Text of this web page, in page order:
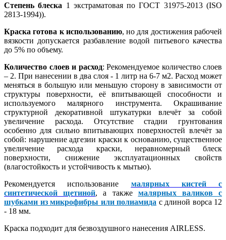
Степень блеска 1 экстраматовая по ГОСТ 31975-2013 (ISO
2813-1994)).
Краска готова к использованию, но для достижения рабочей
вязкости допускается разбавление водой питьевого качества
до 5% по объему.
Количество слоев и расход: Рекомендуемое количество слоев
– 2. При нанесении в два слоя - 1 литр на 6-7 м2. Расход может
меняться в большую или меньшую сторону в зависимости от
структуры поверхности, её впитывающей способности и
используемого малярного инструмента. Окрашивание
структурной декоративной штукатурки влечёт за собой
увеличение расхода. Отсутствие стадии грунтования
особенно для сильно впитывающих поверхностей влечёт за
собой: нарушение адгезии краски к основанию, существенное
увеличение расхода краски, неравномерный блеск
поверхности, снижение эксплуатационных свойств
(влагостойкость и устойчивость к мытью).
Рекомендуется использование малярных кистей с
синтетической щетиной, а также малярных валиков с
шубками из микрофибры или полиамида с длиной ворса 12
- 18 мм.
Краска подходит для безвоздушного нанесения AIRLESS.